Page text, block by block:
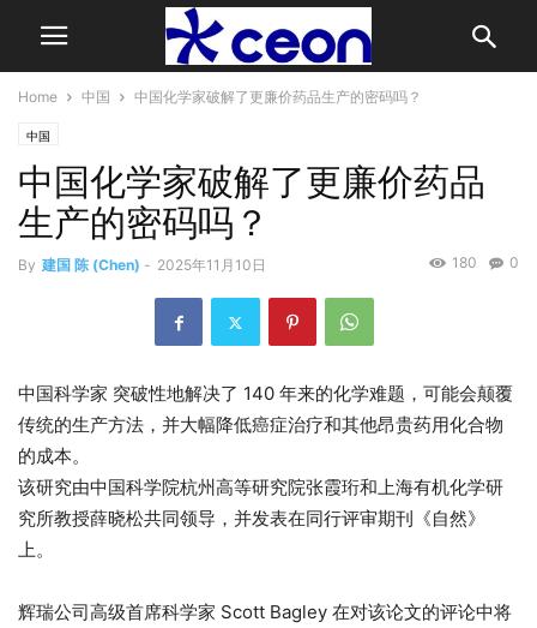
Home 中国 中国化学家破解了更廉价药品生产的密码吗？
中国
中国化学家破解了更廉价药品
生产的密码吗？
By 建国 陈 (Chen) - 2025年11月10日 0
180
中国科学家 突破性地解决了 140 年来的化学难题，可能会颠覆
传统的生产方法，并大幅降低癌症治疗和其他昂贵药用化合物
的成本。
该研究由中国科学院杭州高等研究院张霞珩和上海有机化学研
究所教授薛晓松共同领导，并发表在同行评审期刊《自然》
上。
辉瑞公司高级首席科学家 Scott Bagley 在对该论文的评论中将